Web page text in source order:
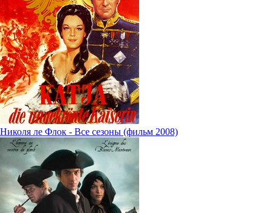
Николя ле Флок - Все сезоны (фильм 2008)